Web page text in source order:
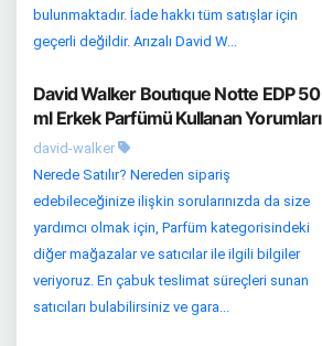
bulunmaktadır. İade hakkı tüm satışlar için
geçerli değildir. Arızalı David W...
David Walker Boutıque Notte EDP 50
ml Erkek Parfümü Kullanan Yorumları
david-walker
Nerede Satılır? Nereden sipariş
edebileceğinize ilişkin sorularınızda da size
yardımcı olmak için, Parfüm kategorisindeki
diğer mağazalar ve satıcılar ile ilgili bilgiler
veriyoruz. En çabuk teslimat süreçleri sunan
satıcıları bulabilirsiniz ve gara...